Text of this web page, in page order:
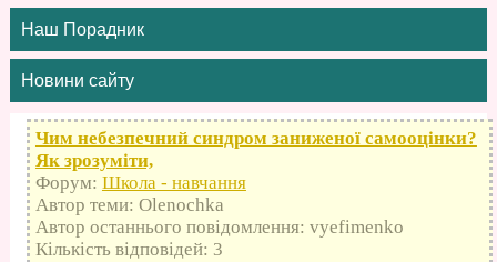
Наш Порадник
Новини сайту
Чим небезпечний синдром заниженої самооцінки?
Як зрозуміти,
Форум: Школа - навчання
Автор теми: Olenochka
Автор останнього повідомлення: vyefimenko
Кількість відповідей: 3